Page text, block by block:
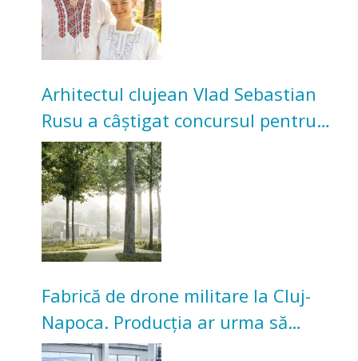
Arhitectul clujean Vlad Sebastian
Rusu a câștigat concursul pentru
transformarea Grădinii Casei
Universitarilor
Fabrică de drone militare la Cluj-
Napoca. Producția ar urma să
înceapă în toamna acestui an